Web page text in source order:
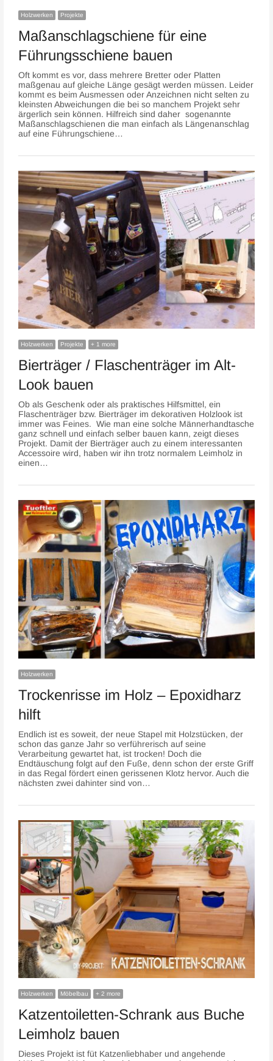
Holzwerken Projekte
Maßanschlagschiene für eine
Führungsschiene bauen
Oft kommt es vor, dass mehrere Bretter oder Platten
maßgenau auf gleiche Länge gesägt werden müssen. Leider
kommt es beim Ausmessen oder Anzeichnen nicht selten zu
kleinsten Abweichungen die bei so manchem Projekt sehr
ärgerlich sein können. Hilfreich sind daher sogenannte
Maßanschlagschienen die man einfach als Längenanschlag
auf eine Führungschiene…
Holzwerken Projekte + 1 more
Bierträger / Flaschenträger im Alt-
Look bauen
Ob als Geschenk oder als praktisches Hilfsmittel, ein
Flaschenträger bzw. Bierträger im dekorativen Holzlook ist
immer was Feines. Wie man eine solche Männerhandtasche
ganz schnell und einfach selber bauen kann, zeigt dieses
Projekt. Damit der Bierträger auch zu einem interessanten
Accessoire wird, haben wir ihn trotz normalem Leimholz in
einen…
Holzwerken
Trockenrisse im Holz – Epoxidharz
hilft
Endlich ist es soweit, der neue Stapel mit Holzstücken, der
schon das ganze Jahr so verführerisch auf seine
Verarbeitung gewartet hat, ist trocken! Doch die
Endtäuschung folgt auf den Fuße, denn schon der erste Griff
in das Regal fördert einen gerissenen Klotz hervor. Auch die
nächsten zwei dahinter sind von…
Holzwerken Möbelbau + 2 more
Katzentoiletten-Schrank aus Buche
Leimholz bauen
Dieses Projekt ist füt Katzenliebhaber und angehende